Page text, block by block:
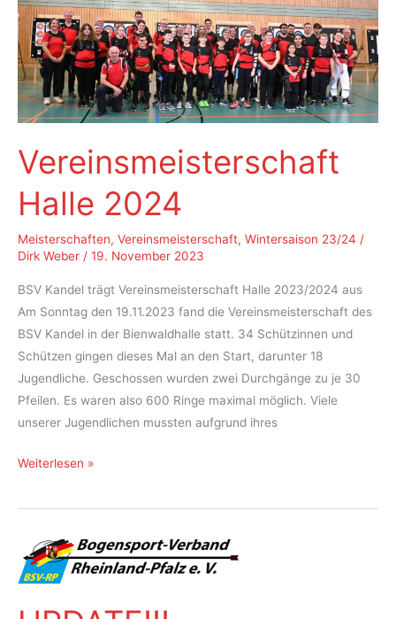
BSV
Kandel
Vereinsmeisterschaft
Halle 2024
Meisterschaften, Vereinsmeisterschaft, Wintersaison 23/24 /
Dirk Weber / 19. November 2023
BSV Kandel trägt Vereinsmeisterschaft Halle 2023/2024 aus
Am Sonntag den 19.11.2023 fand die Vereinsmeisterschaft des
BSV Kandel in der Bienwaldhalle statt. 34 Schützinnen und
Schützen gingen dieses Mal an den Start, darunter 18
Jugendliche. Geschossen wurden zwei Durchgänge zu je 30
Pfeilen. Es waren also 600 Ringe maximal möglich. Viele
unserer Jugendlichen mussten aufgrund ihres
Vereinsmeisterschaft
2024
Weiterlesen »